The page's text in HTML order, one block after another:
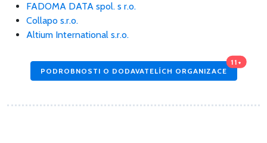
FADOMA DATA spol. s r.o.
Collapo s.r.o.
Altium International s.r.o.
PODROBNOSTI O DODAVATELÍCH ORGANIZACE
11+